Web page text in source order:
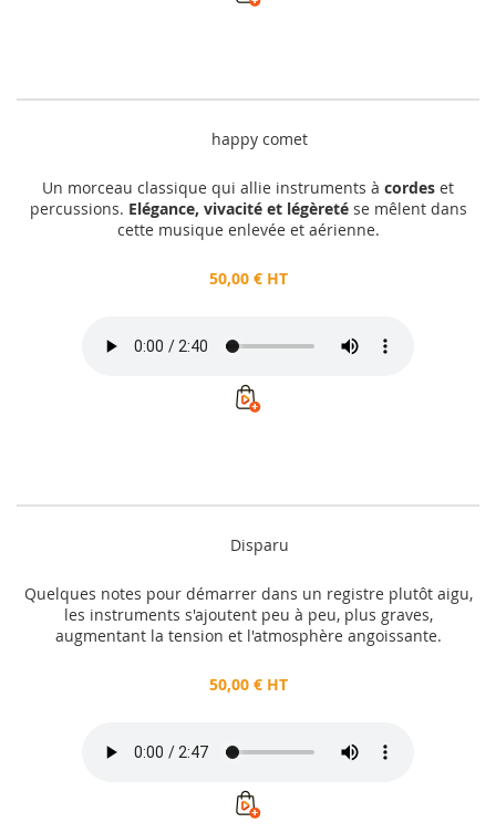
happy comet
Un morceau classique qui allie instruments à cordes et
percussions. Elégance, vivacité et légèretése mêlent dans
cette musique enlevée et aérienne.
50,00 € HT
Disparu
Quelques notes pour démarrer dans un registre plutôt aigu,
les instruments s'ajoutent peu à peu, plus graves,
augmentant la tension et l'atmosphère angoissante.
50,00 € HT